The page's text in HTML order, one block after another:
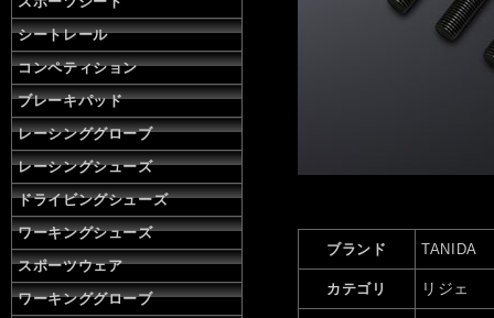
販
株
式
会
社
タ
ニ
ダ
シートレール
コンペティション
ブレーキパッド
レーシンググローブ
レーシングシューズ
ドライビングシューズ
ワーキングシューズ
スポーツウェア
ワーキンググローブ
ブランド TANIDA
カテゴリ リジェ